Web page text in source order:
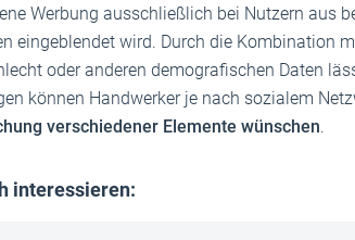
Werbung ausschließlich bei Nutzern aus
eingeblendet wird. Durch die Kombination
oder anderen demografischen Daten
können Handwerker je nach sozialem
verschiedener Elemente wünschen.
interessieren: